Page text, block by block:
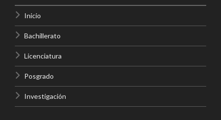
Inicio
Bachillerato
Licenciatura
Posgrado
Investigación